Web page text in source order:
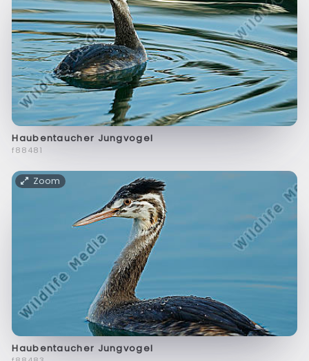
Haubentaucher Jungvogel
f88481
Zoom
Haubentaucher Jungvogel